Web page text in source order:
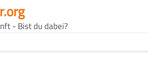
- Bist du dabei?